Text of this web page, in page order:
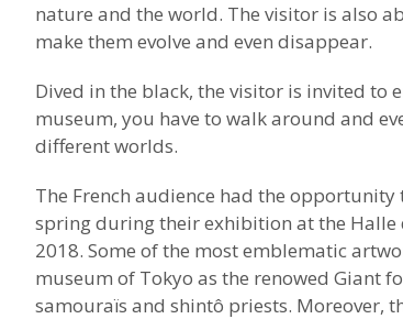
nature and the world. The visitor is also
make them evolve and even disappear.
Dived in the black, the visitor is invited
museum, you have to walk around and
different worlds.
The French audience had the
spring during their exhibition at the Halle
2018. Some of the most emblematic
museum of Tokyo as the renowed Giant
samouraïs and shintô priests. Moreover,